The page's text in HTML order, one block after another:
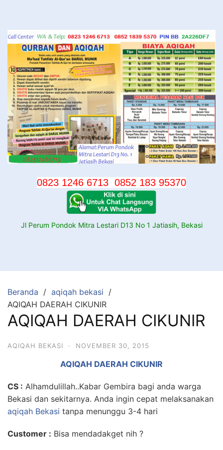
konten
0823 1246 6713 0852 183 95370
Jl Perum Pondok Mitra Lestari D13 No 1 Jatiasih, Bekasi
Beranda
aqiqah bekasi
AQIQAH DAERAH CIKUNIR
AQIQAH DAERAH CIKUNIR
AQIQAH BEKASI · NOVEMBER 30, 2015
AQIQAH DAERAH CIKUNIR
CS : Alhamdulillah..Kabar Gembira bagi anda warga
Bekasi dan sekitarnya. Anda ingin cepat melaksanakan
aqiqah Bekasi tanpa menunggu 3-4 hari
Customer : Bisa mendadakget nih ?